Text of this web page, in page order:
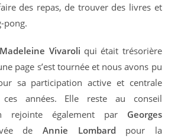
des repas, de trouver des livres et
pong.
Madeleine Vivaroli qui était trésorière
page s’est tournée et nous avons pu
sa participation active et centrale
années. Elle reste au conseil
rejointe également par Georges
de Annie Lombard pour la